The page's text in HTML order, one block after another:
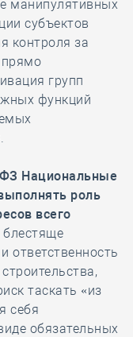
манипулятивных
субъектов
контроля за
групп
функций
Национальные
роль
всего
блестяще
ответственность
таскать «из
себя
обязательных